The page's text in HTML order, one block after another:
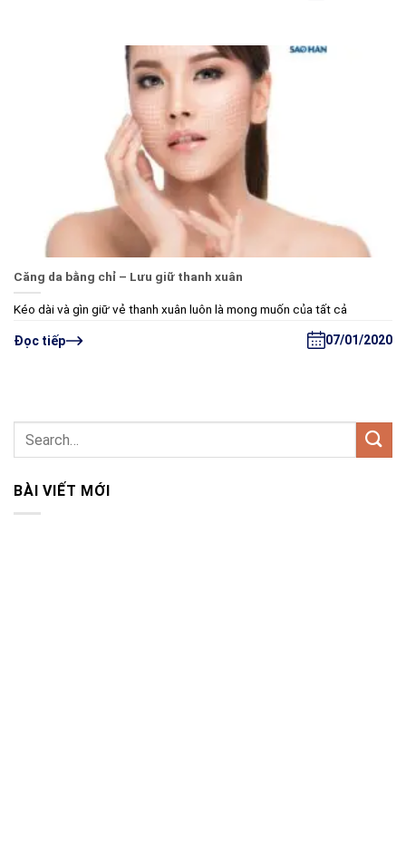
Căng da bằng chỉ – Lưu giữ thanh xuân
Kéo dài và gìn giữ vẻ thanh xuân luôn là mong muốn của tất cả
Đọc tiếp 07/01/2020
BÀI VIẾT MỚI